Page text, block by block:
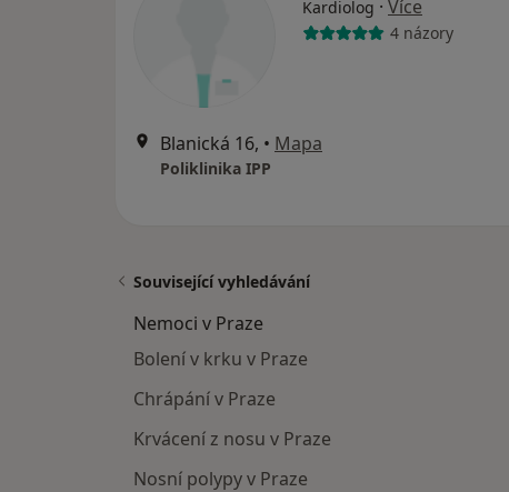
Kardiolog · Více
4 názory
Blanická 16, • Mapa
Poliklinika IPP
Související vyhledávání
Nemoci v Praze
Bolení v krku v Praze
Chrápání v Praze
Krvácení z nosu v Praze
Nosní polypy v Praze